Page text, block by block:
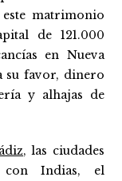
este matrimonio
de 121.000
en Nueva
su favor, dinero
y alhajas de
, las ciudades
con Indias, el